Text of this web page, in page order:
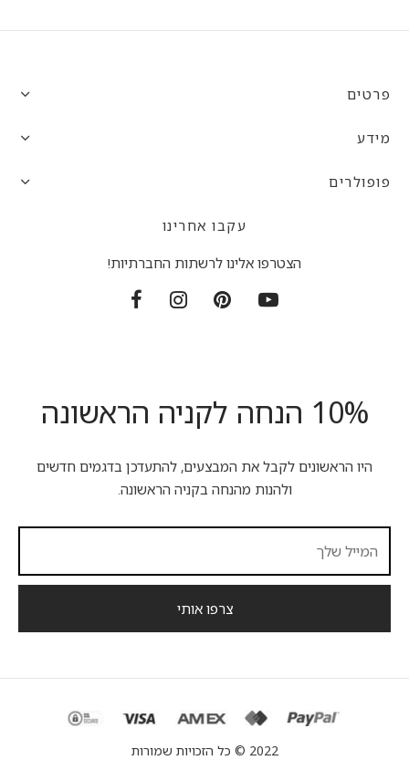
פרטים
מידע
פופולרים
עקבו אחרינו
הצטרפו אלינו לרשתות החברתיות!
10% הנחה לקניה הראשונה
היו הראשונים לקבל את המבצעים, להתעדכן בדגמים חדשים
ולהנות מהנחה בקניה הראשונה.
2022 © כל הזכויות שמורות